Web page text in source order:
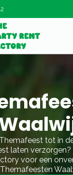
tot in
laten verzorgen?
voor een
Themafeesten